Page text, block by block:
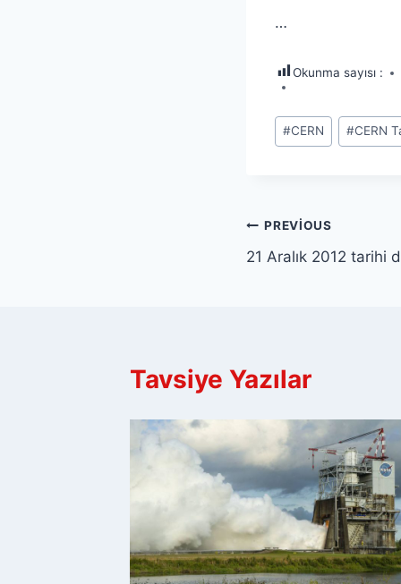
…
Okunma sayısı :
Post
Tags:
#CERN #CERN
Yazı
gezinmesi
PREVIOUS
21 Aralık 2012 tarihi
Tavsiye Yazılar